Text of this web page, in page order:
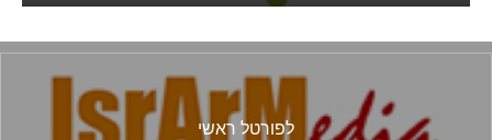
לפורטל ראשי